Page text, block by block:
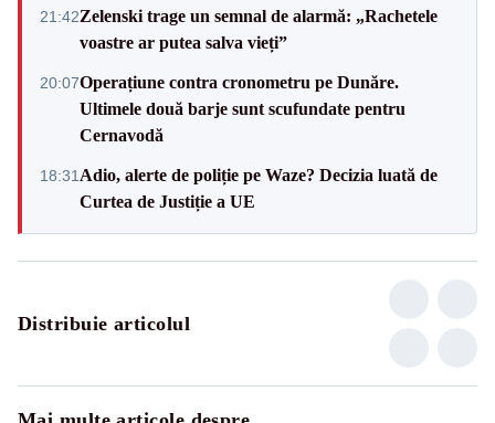
21:42Zelenski trage un semnal de alarmă: „Rachetele
voastre ar putea salva vieți”
20:07Operațiune contra cronometru pe Dunăre.
Ultimele două barje sunt scufundate pentru
Cernavodă
18:31 Adio, alerte de poliție pe Waze? Decizia luată de
Curtea de Justiție a UE
Distribuie articolul